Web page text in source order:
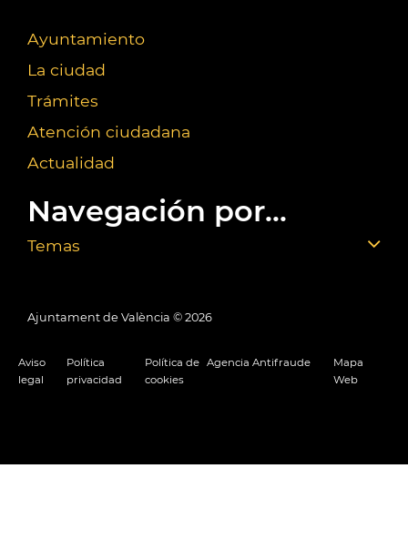
Ayuntamiento
La ciudad
Trámites
Atención ciudadana
Actualidad
Navegación por...
Temas
Ajuntament de València © 2026
Aviso
legal
Política
privacidad
Política de
cookies
Agencia Antifraude
Mapa
Web